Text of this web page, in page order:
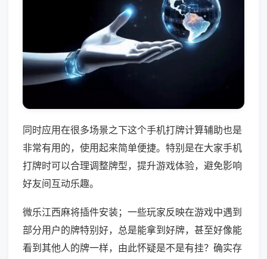
同时应用在很多场景之下这个手机打牌计算辅助也是
非常有用的，使用起来简单便捷。特别是在大家手机
打牌时可以合理调整牌型，提升游戏体验，避免影响
好友间互动乐趣。
微乐江西麻将插件安装；一些玩家反映在游戏中遇到
部分用户的牌特别好，总是能拿到好牌，甚至好像能
看到其他人的牌一样，由此怀疑是不是有挂？确实存